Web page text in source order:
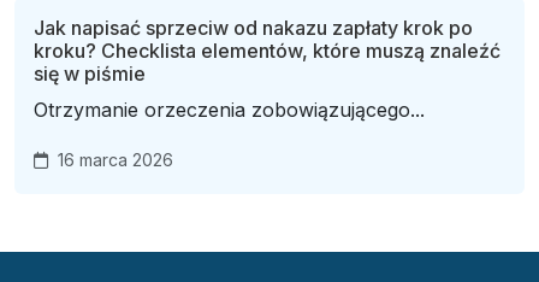
Jak napisać sprzeciw od nakazu zapłaty krok po
kroku? Checklista elementów, które muszą znaleźć
się w piśmie
Otrzymanie orzeczenia zobowiązującego...
16 marca 2026